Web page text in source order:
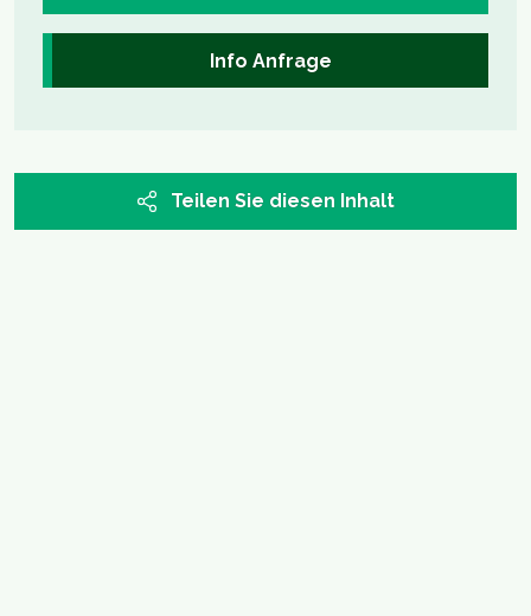
Info Anfrage
Teilen Sie diesen Inhalt